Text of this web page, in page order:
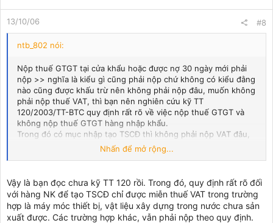
13/10/06 #8
ntb_802 nói:
Nộp thuế GTGT tại cửa khẩu hoặc được nợ 30 ngày mới phải
nộp >> nghĩa là kiểu gì cũng phải nộp chứ không có kiểu đằng
nào cũng được khấu trừ nên không phải nộp đâu, muốn không
phải nộp thuế VAT, thì bạn nên nghiên cứu kỹ TT
120/2003/TT-BTC quy định rất rõ về việc nộp thuế GTGT và
không nộp thuế GTGT hàng nhập khẩu.
Trong đó có mục nhập tạo TSCĐ thì không phải nộp VAT đâu,
và Cty mình cũng chưa phải nộp lần nào cho những Hợp đồng
Nhấn để mở rộng...
Vậy là bạn đọc chưa kỹ TT 120 rồi. Trong đó, quy định rất rõ đối
với hàng NK để tạo TSCĐ chỉ được miễn thuế VAT trong trường
hợp là máy móc thiết bị, vật liệu xây dựng trong nước chưa sản
xuất được. Các trường hợp khác, vẫn phải nộp theo quy định.